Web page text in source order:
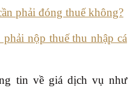
phải đóng thuế không?
nộp thuế thu nhập cá
tin về giá dịch vụ như